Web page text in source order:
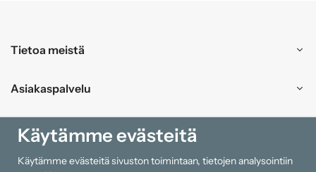
Tietoa meistä
Asiakaspalvelu
Ostokset
Tiedot
Käytämme evästeitä
Käytämme evästeitä sivuston toimintaan, tietojen analysointiin